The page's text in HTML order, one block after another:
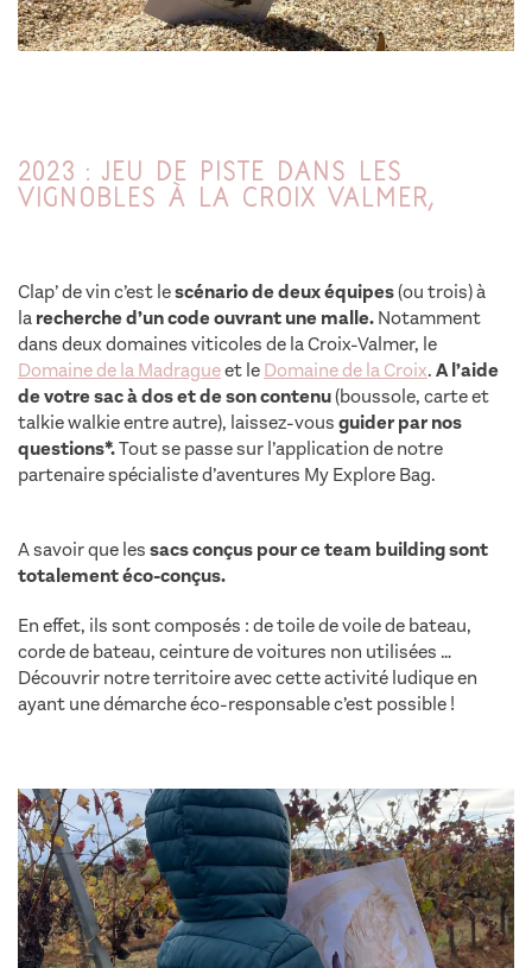
2023 : Jeu de piste dans les
vignobles à La Croix Valmer,
Clap’ de vin c’est lescénario de deux équipes(ou trois) à
larecherche d’un code ouvrant une malle.Notamment
dans deux domaines viticoles de la Croix-Valmer, le
Domaine de la Madragueet leDomaine de la Croix.A l’aide
de votre sac à dos et de son contenu(boussole, carte et
talkie walkie entre autre), laissez-vousguider par nos
questions*.Tout se passe sur l’application de notre
partenaire spécialiste d’aventures My Explore Bag.
A savoir que lessacs conçus pour ce team building sont
totalement éco-conçus.
En effet, ils sont composés : de toile de voile de bateau,
corde de bateau, ceinture de voitures non utilisées …
Découvrir notre territoire avec cette activité ludique en
ayant une démarche éco-responsable c’est possible !